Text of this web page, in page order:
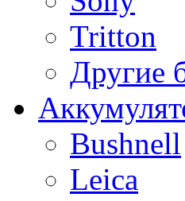
Tritton
Другие
Bushnell
Leica